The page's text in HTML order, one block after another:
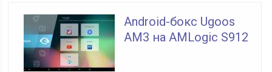
Android-бокс Ugoos
AM3 на AMLogic S912